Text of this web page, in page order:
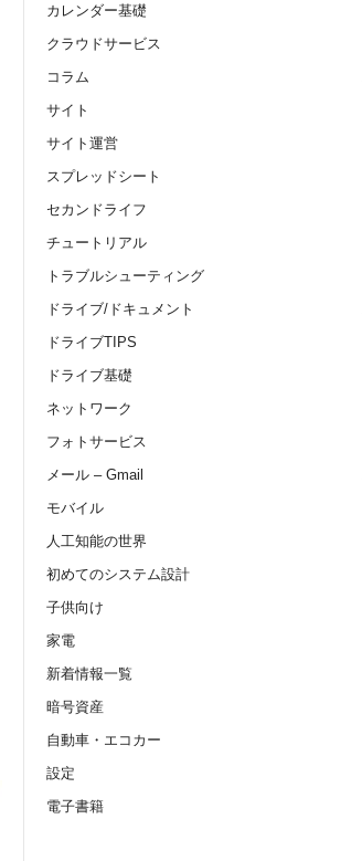
カレンダー基礎
クラウドサービス
コラム
サイト
サイト運営
スプレッドシート
セカンドライフ
チュートリアル
トラブルシューティング
ドライブ/ドキュメント
ドライブTIPS
ドライブ基礎
ネットワーク
フォトサービス
メール – Gmail
モバイル
人工知能の世界
初めてのシステム設計
子供向け
家電
新着情報一覧
暗号資産
自動車・エコカー
設定
電子書籍